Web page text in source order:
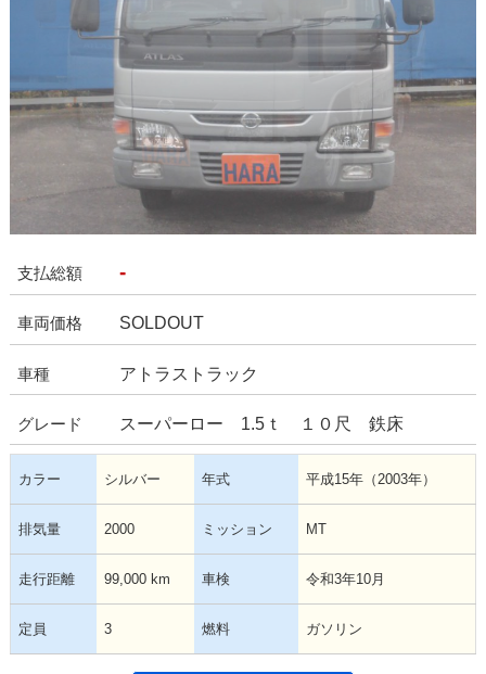
支払総額 -
車両価格 SOLDOUT
車種 アトラストラック
グレード スーパーロー 1.5ｔ １０尺 鉄床
カラー シルバー 年式 平成15年（2003年）
排気量 2000 ミッション MT
走行距離 99,000 km 車検 令和3年10月
定員 3 燃料 ガソリン